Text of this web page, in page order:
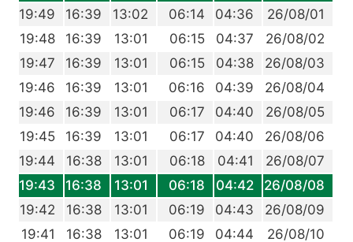
26/08/01
04:36
06:14
13:02
16:39
19:49
26/08/02
04:37
06:15
13:01
16:39
19:48
26/08/03
04:38
06:15
13:01
16:39
19:47
26/08/04
04:39
06:16
13:01
16:39
19:46
26/08/05
04:40
06:17
13:01
16:39
19:46
26/08/06
04:40
06:17
13:01
16:39
19:45
26/08/07
04:41
06:18
13:01
16:38
19:44
26/08/08
04:42
06:18
13:01
16:38
19:43
26/08/09
04:43
06:19
13:01
16:38
19:42
26/08/10
04:44
06:19
13:01
16:38
19:41